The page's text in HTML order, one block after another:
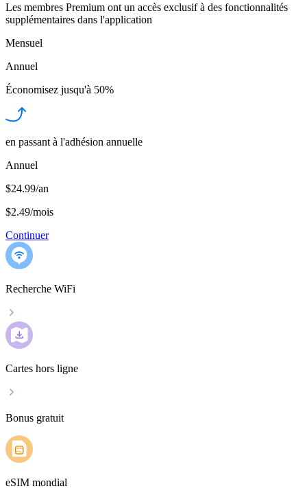
Les membres Premium ont un accès exclusif à des fonctionnalités
supplémentaires dans l'application
Mensuel
Annuel
Économisez jusqu'à 50%
en passant à l'adhésion annuelle
Annuel
$24.99/an
$2.49/mois
Continuer
Recherche WiFi
Cartes hors ligne
Bonus gratuit
eSIM mondial